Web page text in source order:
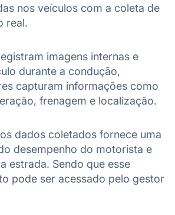
nos veículos com a coleta de
real.
imagens internas e
durante a condução,
capturam informações como
frenagem e localização.
dados coletados fornece uma
desempenho do motorista e
estrada. Sendo que esse
pode ser acessado pelo gestor